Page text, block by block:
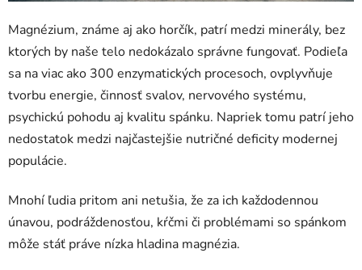
Magnézium, známe aj ako horčík, patrí medzi minerály, bez
ktorých by naše telo nedokázalo správne fungovať. Podieľa
sa na viac ako 300 enzymatických procesoch, ovplyvňuje
tvorbu energie, činnosť svalov, nervového systému,
psychickú pohodu aj kvalitu spánku. Napriek tomu patrí jeho
nedostatok medzi najčastejšie nutričné deficity modernej
populácie.
Mnohí ľudia pritom ani netušia, že za ich každodennou
únavou, podráždenosťou, kŕčmi či problémami so spánkom
môže stáť práve nízka hladina magnézia.